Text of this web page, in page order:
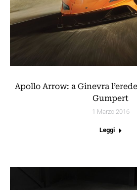
Apollo Arrow: a Ginevra
Gumpert
1 Marzo 2016
Leggi